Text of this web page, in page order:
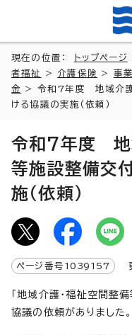
現在の位置： トップページ
者福祉
> 介護保険 > 事
金 > 令和7年度 地域介護
ける協議の実施（依頼）
令和7年度 地
等施設整備交
施（依頼）
ページ番号 1039157 更
「地域介護・福祉空間整
協議の依頼がありました。